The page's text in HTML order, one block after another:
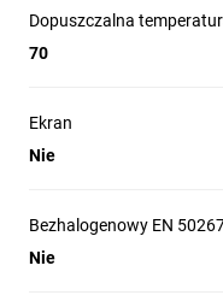
Dopuszczalna
70
Ekran
Nie
Bezhalogenowy EN
Nie